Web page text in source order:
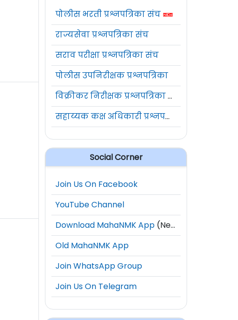
पोलीस भरती प्रश्नपत्रिका संच
राज्यसेवा प्रश्नपत्रिका संच
सराव परीक्षा प्रश्नपत्रिका संच
पोलीस उपनिरीक्षक प्रश्नपत्रिका
विक्रीकर निरीक्षक प्रश्नपत्रिका संच
सहाय्यक कक्ष अधिकारी प्रश्नपत्रिका संच
Social Corner
Join Us On Facebook
YouTube Channel
Download MahaNMK App (New)
Old MahaNMK App
Join WhatsApp Group
Join Us On Telegram